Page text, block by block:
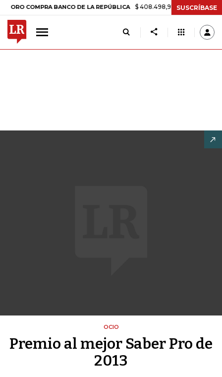
COMPRA BANCO DE LA REPÚBLICA $ 408.498,97 +$ 8.753,81 +2,19%
SUSCRÍBASE
OCIO
Premio al mejor Saber Pro de
2013